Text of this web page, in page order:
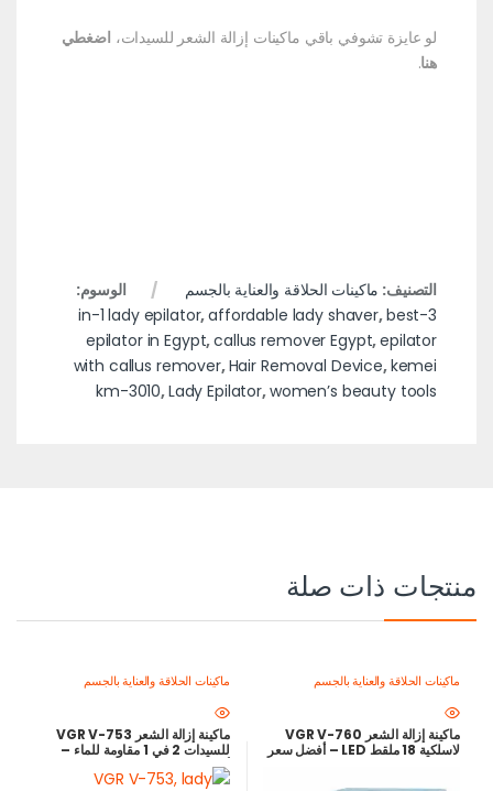
لو عايزة تشوفي باقي ماكينات إزالة الشعر للسيدات، اضغطي
هنا.
التصنيف: ماكينات الحلاقة والعناية بالجسم
الوسوم:
3-in-1 lady epilator
,affordable lady shaver,best
epilator in Egypt,callus remover Egypt,epilator
with callus remover,Hair Removal Device,kemei
km-3010,Lady Epilator,women’s beauty tools
منتجات ذات صلة
ماكينات الحلاقة والعناية بالجسم
ماكينة إزالة الشعر VGR V-760
لاسلكية 18 ملقط LED – أفضل سعر
ماكينات الحلاقة والعناية بالجسم
ماكينة إزالة الشعر VGR V-753
للسيدات 2 في 1 مقاومة للماء –
أفضل جهاز إزالة شعر وشيفر نسائي
في مصر